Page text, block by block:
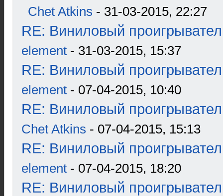
Chet Atkins - 31-03-2015, 22:27
RE: Виниловый
element - 31-03-2015, 15:37
RE: Виниловый
element - 07-04-2015, 10:40
RE: Виниловый
Chet Atkins - 07-04-2015, 15:13
RE: Виниловый
element - 07-04-2015, 18:20
RE: Виниловый